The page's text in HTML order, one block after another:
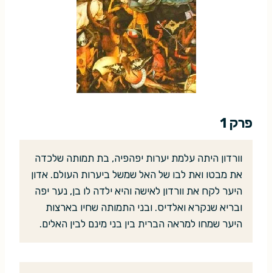
פרק 1
וורדון היתה עלמת יערות יפהפיה, בת תמותה שלכדה
את מבטו ואת לבו של האל שמשל ביערות העולם. אדון
היער לקח את וורדון לאישה והיא ילדה לו בן, נער יפה
ובריא שנקרא ואלדיס. ובני התמותה שחיו בארצות
היער שמחו למראה הברית בין בני מינם לבין האלים.